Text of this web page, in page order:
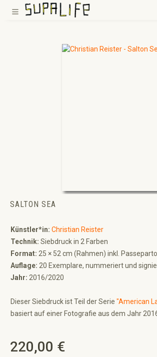
Zum Hauptinhalt springen
SALTON SEA
Künstler*in: Christian Reister
Technik: Siebdruck in 2 Farben
Format: 25 × 52 cm (Rahmen) inkl.
Auflage: 20 Exemplare, nummeriert und
Jahr: 2016/2020
Dieser Siebdruck ist Teil der Serie "American
basiert auf einer Fotografie aus dem Jahr
Regulärer Preis:
220,00 €